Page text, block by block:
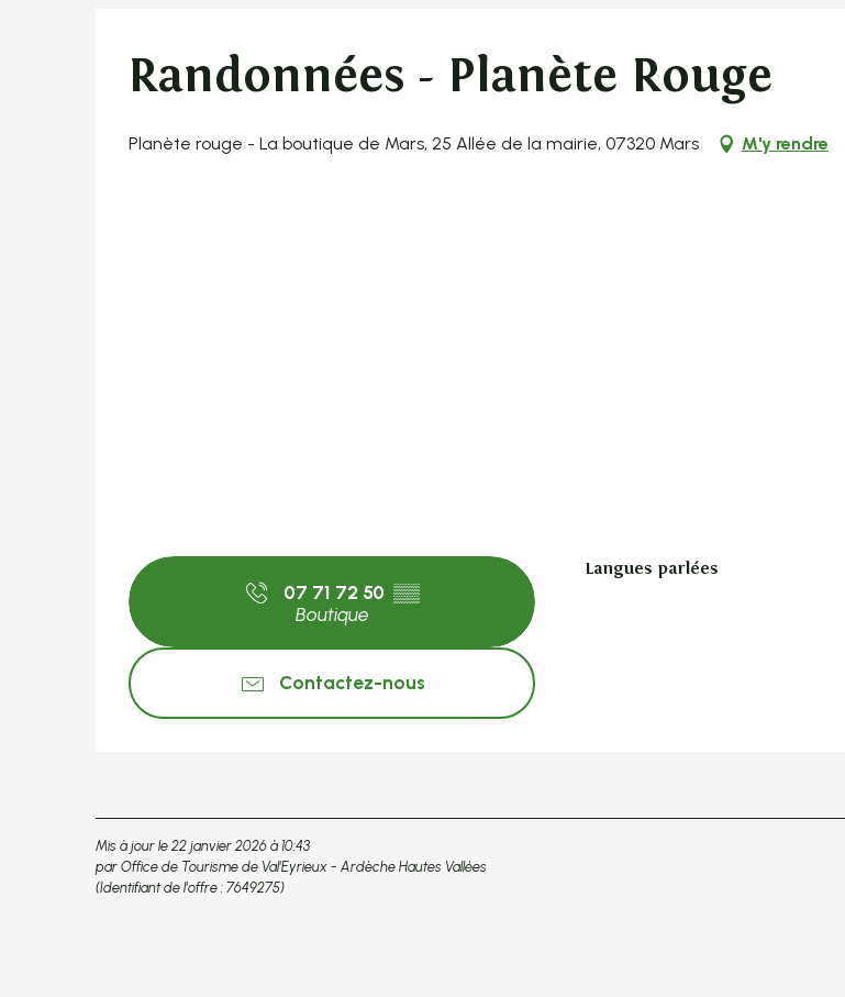
Randonnées - Planète Rouge
Planète rouge - La boutique de Mars, 25 Allée de la mairie, 07320 Mars M'y rendre
07 71 72 50 ▒▒
Boutique
Contactez-nous
Langues parlées
Langues parlées
Mis à jour le 22 janvier 2026 à 10:43
par Office de Tourisme de Val'Eyrieux - Ardèche Hautes Vallées
(Identifiant de l'offre : 7649275)